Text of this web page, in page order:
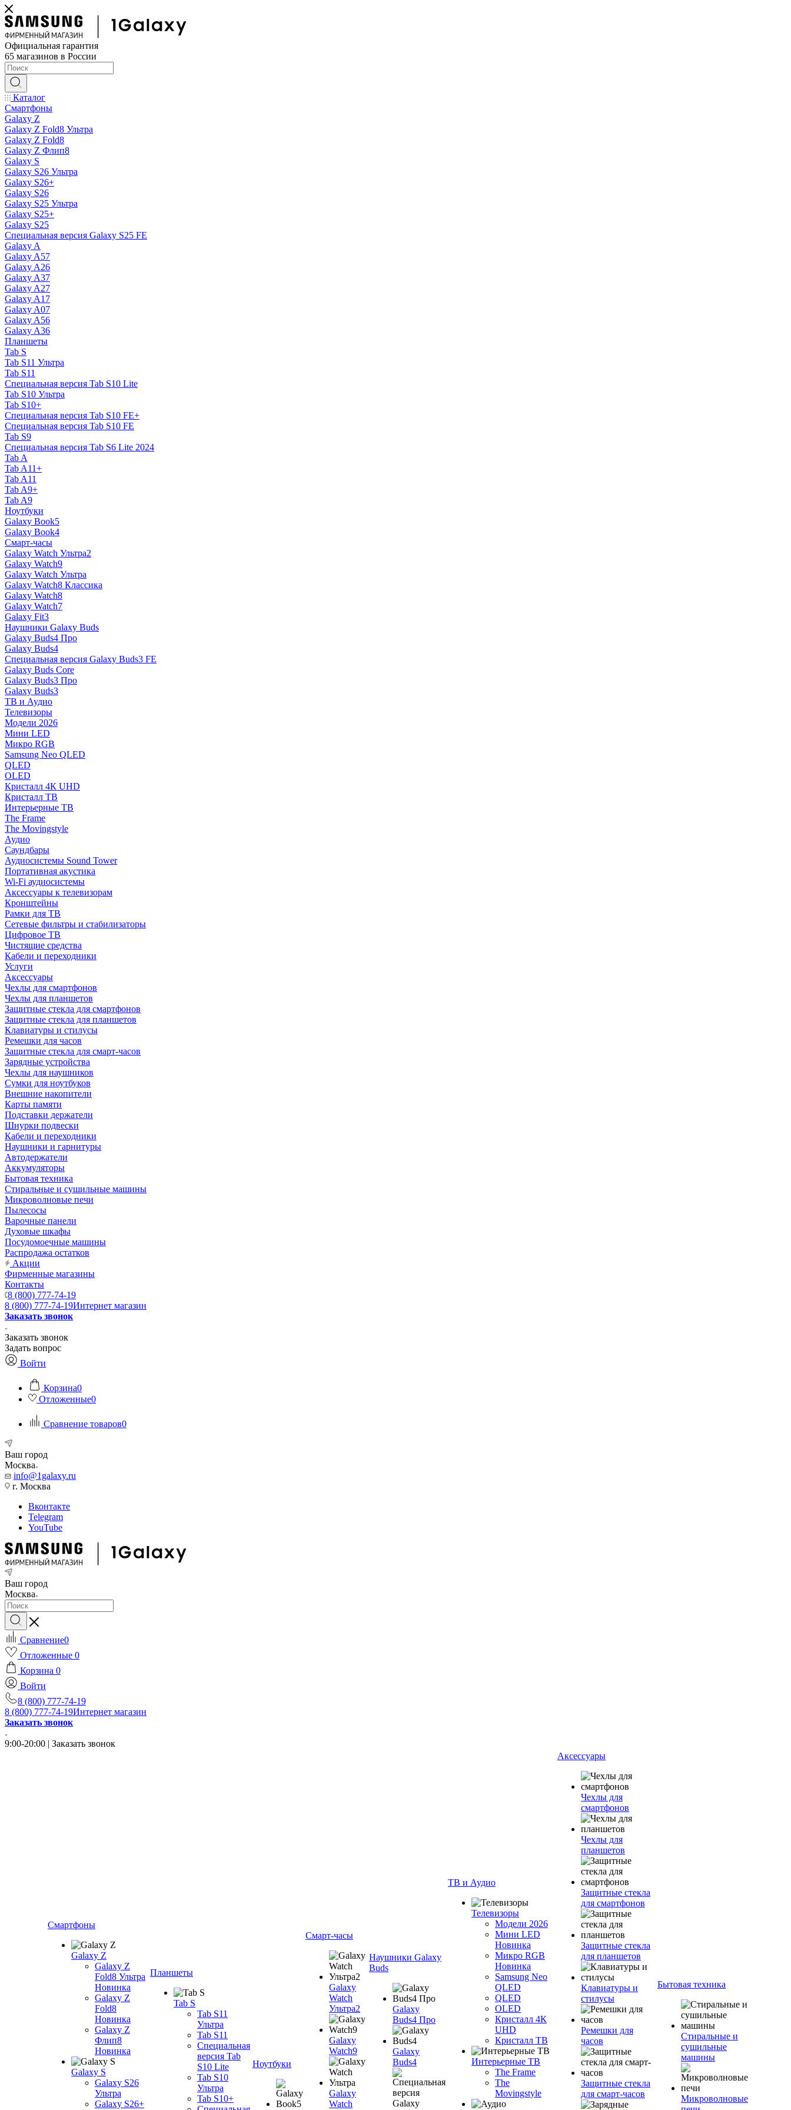
Официальная гарантия
65 магазинов в России
Каталог
Смартфоны
Galaxy Z
Galaxy Z Fold8 Ультра
Galaxy Z Fold8
Galaxy Z Флип8
Galaxy S
Galaxy S26 Ультра
Galaxy S26+
Galaxy S26
Galaxy S25 Ультра
Galaxy S25+
Galaxy S25
Специальная версия Galaxy S25 FE
Galaxy A
Galaxy A57
Galaxy A26
Galaxy A37
Galaxy A27
Galaxy A17
Galaxy A07
Galaxy A56
Galaxy A36
Планшеты
Tab S
Tab S11 Ультра
Tab S11
Специальная версия Tab S10 Lite
Tab S10 Ультра
Tab S10+
Специальная версия Tab S10 FE+
Специальная версия Tab S10 FE
Tab S9
Специальная версия Tab S6 Lite 2024
Tab A
Tab A11+
Tab A11
Tab A9+
Tab A9
Ноутбуки
Galaxy Book5
Galaxy Book4
Смарт-часы
Galaxy Watch Ультра2
Galaxy Watch9
Galaxy Watch Ультра
Galaxy Watch8 Классика
Galaxy Watch8
Galaxy Watch7
Galaxy Fit3
Наушники Galaxy Buds
Galaxy Buds4 Про
Galaxy Buds4
Специальная версия Galaxy Buds3 FE
Galaxy Buds Core
Galaxy Buds3 Про
Galaxy Buds3
ТВ и Аудио
Телевизоры
Модели 2026
Мини LED
Микро RGB
Samsung Neo QLED
QLED
OLED
Кристалл 4К UHD
Кристалл ТВ
Интерьерные ТВ
The Frame
The Movingstyle
Аудио
Саундбары
Аудиосистемы Sound Tower
Портативная акустика
Wi-Fi аудиосистемы
Аксессуары к телевизорам
Кронштейны
Рамки для ТВ
Сетевые фильтры и стабилизаторы
Цифровое ТВ
Чистящие средства
Кабели и переходники
Услуги
Аксессуары
Чехлы для смартфонов
Чехлы для планшетов
Защитные стекла для смартфонов
Защитные стекла для планшетов
Клавиатуры и стилусы
Ремешки для часов
Защитные стекла для смарт-часов
Зарядные устройства
Чехлы для наушников
Сумки для ноутбуков
Внешние накопители
Карты памяти
Подставки держатели
Шнурки подвески
Кабели и переходники
Наушники и гарнитуры
Автодержатели
Аккумуляторы
Бытовая техника
Стиральные и сушильные машины
Микроволновые печи
Пылесосы
Варочные панели
Духовые шкафы
Посудомоечные машины
Распродажа остатков
Акции
Фирменные магазины
Контакты
8 (800) 777-74-19
8 (800) 777-74-19Интернет магазин
Заказать звонок
Заказать звонок
Задать вопрос
Войти
Корзина0
Отложенные0
Сравнение товаров0
Ваш город
Москва
info@1galaxy.ru
г. Москва
Вконтакте
Telegram
YouTube
Ваш город
Москва
Сравнение0
Отложенные 0
Корзина 0
Войти
8 (800) 777-74-19
8 (800) 777-74-19Интернет магазин
Заказать звонок
9:00-20:00 | Заказать звонок
Смартфоны
Galaxy Z
Galaxy Z
Fold8 Ультра
Новинка
Galaxy Z
Fold8
Новинка
Galaxy Z
Флип8
Новинка
Galaxy S
Galaxy S26
Ультра
Galaxy S26+
Планшеты
Tab S
Tab S11
Ультра
Tab S11
Специальная
версия Tab
S10 Lite
Tab S10
Ультра
Tab S10+
Ноутбуки
Смарт-часы
Galaxy
Watch
Ультра2
Galaxy
Watch9
Galaxy
Watch
Наушники Galaxy
Buds
Galaxy
Buds4 Про
Galaxy
Buds4
ТВ и Аудио
Телевизоры
Модели 2026
Мини LED
Новинка
Микро RGB
Новинка
Samsung Neo
QLED
QLED
OLED
Кристалл 4К
UHD
Кристалл ТВ
Интерьерные ТВ
The Frame
The
Movingstyle
Аксессуары
Чехлы для
смартфонов
Чехлы для
планшетов
Защитные стекла
для смартфонов
Защитные стекла
для планшетов
Клавиатуры и
стилусы
Ремешки для
часов
Защитные стекла
для смарт-часов
Бытовая техника
Стиральные и
сушильные
машины
Микроволновые